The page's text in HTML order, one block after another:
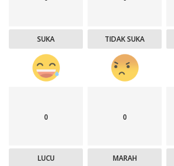
SUKA TIDAK SUKA
0
LUCU
0
MARAH